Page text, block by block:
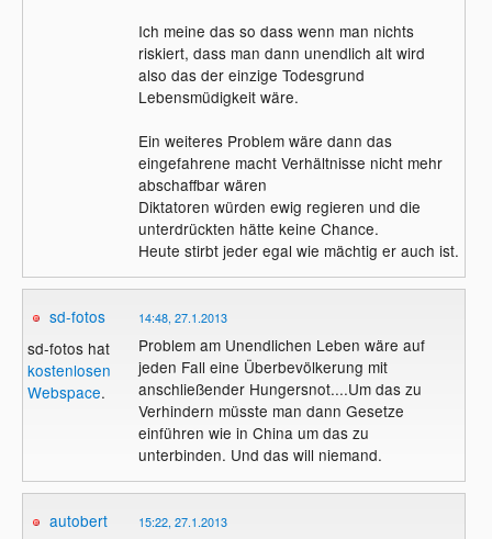
Ich meine das so dass wenn man nichts
riskiert, dass man dann unendlich alt wird
also das der einzige Todesgrund
Lebensmüdigkeit wäre.
Ein weiteres Problem wäre dann das
eingefahrene macht Verhältnisse nicht mehr
abschaffbar wären
Diktatoren würden ewig regieren und die
unterdrückten hätte keine Chance.
Heute stirbt jeder egal wie mächtig er auch ist.
sd-fotos
sd-fotos hat
kostenlosen
Webspace.
14:48, 27.1.2013
Problem am Unendlichen Leben wäre auf
jeden Fall eine Überbevölkerung mit
anschließender Hungersnot....Um das zu
Verhindern müsste man dann Gesetze
einführen wie in China um das zu
unterbinden. Und das will niemand.
autobert 15:22, 27.1.2013